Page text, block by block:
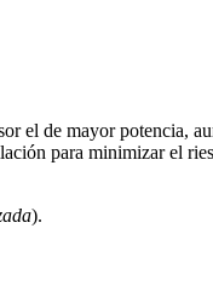
el de mayor potencia,
para minimizar el
).